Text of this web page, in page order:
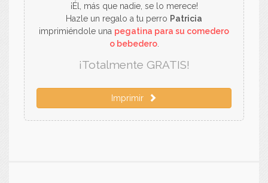
¡Él, más que nadie, se lo merece!
Hazle un regalo a tu perro Patricia
imprimiéndole una pegatina para su comedero
o bebedero.
¡Totalmente GRATIS!
Imprimir